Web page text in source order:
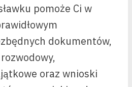
pomoże Ci w
dokumentów,
oraz wnioski